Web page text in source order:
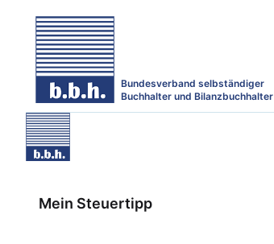
Bundesverband selbständiger
Buchhalter und Bilanzbuchhalter
Mein Steuertipp